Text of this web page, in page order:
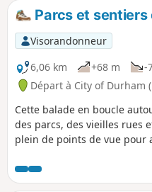
Parcs et sentiers
Visorandonneur
6,06 km
+68 m -
Départ à City of Durham
Cette balade en boucle
des parcs, des vieilles rues
plein de points de vue pour
donneront une bonne idée